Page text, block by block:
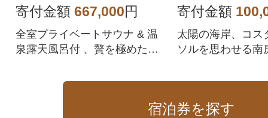
0円分
寄付金額 667,000円
全室プライベートサウナ & 温
泉露天風呂付 、贅を極めた全5
寄付金額
太陽の海岸、コス
ソルを思わせる南
宿泊券を探す